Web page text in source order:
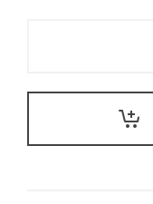
მზის